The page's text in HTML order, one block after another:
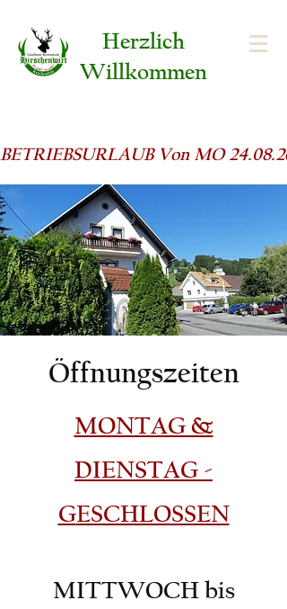
Herzlich
Willkommen
BETRIEBSURLAUB Von MO
Öffnungszeiten
MONTAG &
DIENSTAG -
GESCHLOSSEN
MITTWOCH bis